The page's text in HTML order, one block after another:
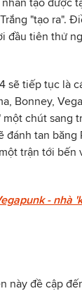
tạo được
"tạo ra".
đầu tiên thử
sẽ tiếp tục là
Bonney,
chút sang
đánh tan
trận tới bến
- nhà
này đề cập